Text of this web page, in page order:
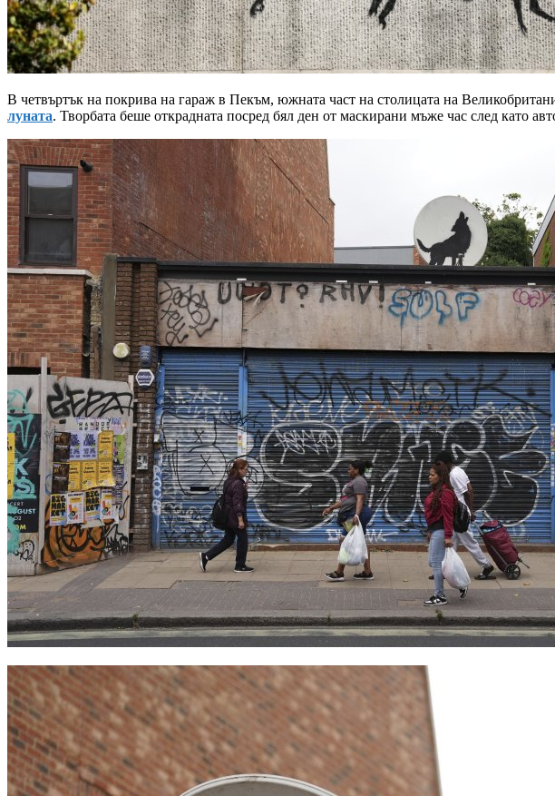
В четвъртък на покрива на гараж в Пекъм, южната част на столицата на
луната. Творбата беше открадната посред бял ден от маскирани мъже час след като